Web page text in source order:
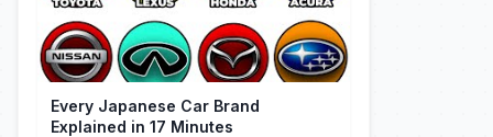
Every Japanese Car Brand
Explained in 17 Minutes